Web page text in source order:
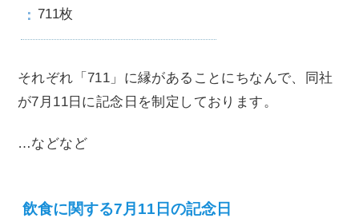
711枚
それぞれ「711」に縁があることにちなんで、同社
が7月11日に記念日を制定しております。
…などなど
飲食に関する7月11日の記念日